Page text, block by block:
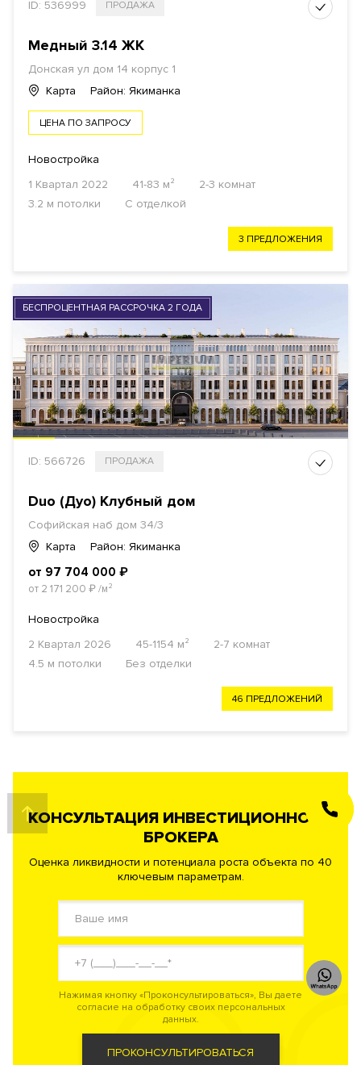
ID: 536999 ПРОДАЖА
Медный 3.14 ЖК
Донская ул дом 14 корпус 1
Карта
Район: Якиманка
ЦЕНА ПО ЗАПРОСУ
Новостройка
1 Квартал 2022
41-83 м²
2-3 комнат
3.2 м потолки
С отделкой
3 ПРЕДЛОЖЕНИЯ
БЕСПРОЦЕНТНАЯ РАССРОЧКА 2 ГОДА
ID: 566726 ПРОДАЖА
Duo (Дуо) Клубный дом
Софийская наб дом 34/3
Карта
Район: Якиманка
от 97 704 000 ₽
от 2 171 200 ₽/м²
Новостройка
2 Квартал 2026
45-1154 м²
2-7 комнат
4.5 м потолки
Без отделки
46 ПРЕДЛОЖЕНИЙ
КОНСУЛЬТАЦИЯ ИНВЕСТИЦИОННОГО
БРОКЕРА
Оценка ликвидности и потенциала роста объекта по 40
ключевым параметрам.
Нажимая кнопку «Проконсультироваться», Вы даете
согласие на обработку своих персональных
данных.
ПРОКОНСУЛЬТИРОВАТЬСЯ
ЗАКАЗАТЬ
ЗВОНОК